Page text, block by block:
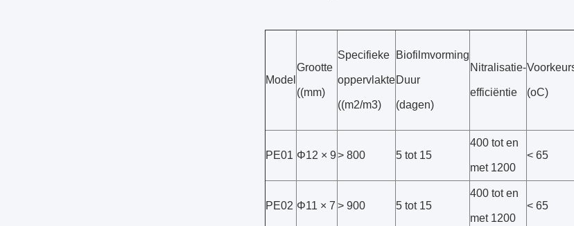
Model
Grootte
((mm)
Specifieke
oppervlakte
((m2/m3)
Biofilmvorming
Duur
(dagen)
Nitralisatie-
efficiëntie (oC)
PE01 Φ12 × 9> 800 5 tot 15
400 tot en
met 1200
< 65
PE02 Φ11 × 7 > 900 5 tot 15
400 tot en
met 1200
< 65